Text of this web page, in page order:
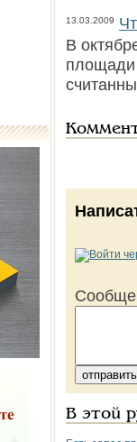
13.03.2009
В
площади
В этой